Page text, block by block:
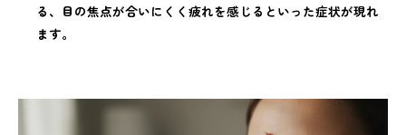
る、目の焦点が合いにくく疲れを感じるといった症状が現れ
ます。